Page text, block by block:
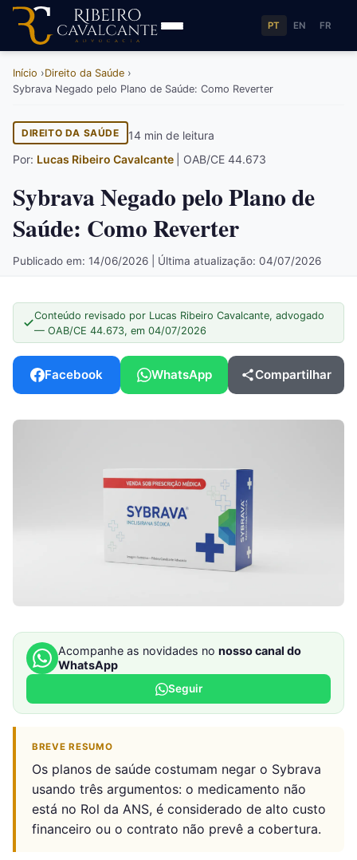
PT EN FR
Início
Direito da Saúde
Sybrava Negado pelo Plano de Saúde: Como Reverter
DIREITO DA SAÚDE
14 min de leitura
Por: Lucas Ribeiro Cavalcante | OAB/CE 44.673
Sybrava Negado pelo Plano de
Saúde: Como Reverter
Publicado em: 14/06/2026 | Última atualização: 04/07/2026
Conteúdo revisado por Lucas Ribeiro Cavalcante, advogado
— OAB/CE 44.673, em 04/07/2026
Facebook WhatsApp Compartilhar
Acompanhe as novidades no nosso canal do
WhatsApp
Seguir
BREVE RESUMO
Os planos de saúde costumam negar o Sybrava
usando três argumentos: o medicamento não
está no Rol da ANS, é considerado de alto custo
financeiro ou o contrato não prevê a cobertura.